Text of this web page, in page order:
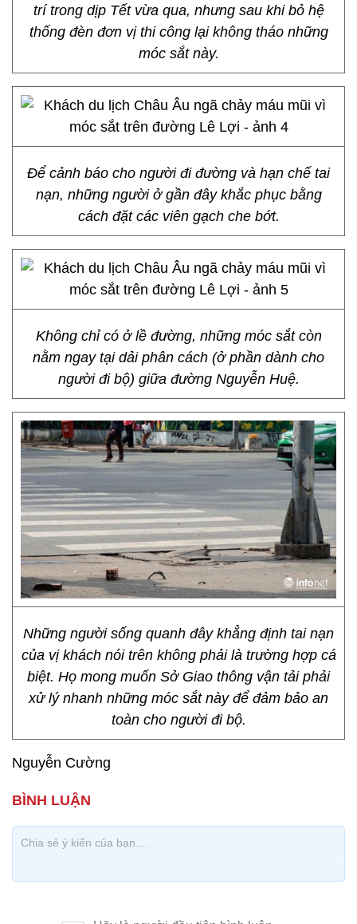
trí trong dịp Tết vừa qua, nhưng sau khi bỏ hệ
thống đèn đơn vị thi công lại không tháo những
móc sắt này.
Để cảnh báo cho người đi đường và hạn chế tai
nạn, những người ở gần đây khắc phục bằng
cách đặt các viên gạch che bớt.
Không chỉ có ở lề đường, những móc sắt còn
nằm ngay tại dải phân cách (ở phần dành cho
người đi bộ) giữa đường Nguyễn Huệ.
Những người sống quanh đây khẳng định tai nạn
của vị khách nói trên không phải là trường hợp cá
biệt. Họ mong muốn Sở Giao thông vận tải phải
xử lý nhanh những móc sắt này để đảm bảo an
toàn cho người đi bộ.
Nguyễn Cường